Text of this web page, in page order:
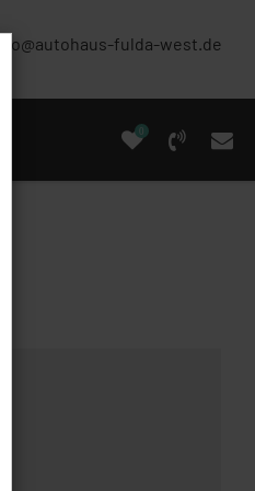
info@autohaus-fulda-west.de
0